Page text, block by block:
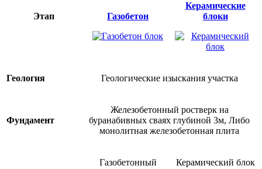
Этап Газобетон
Керамические
блоки
Геология Геологические изыскания участка
Фундамент
Железобетонный ростверк на
буранабивных сваях глубиной 3м, Либо
монолитная железобетонная плита
Газобетонный
Керамический блок